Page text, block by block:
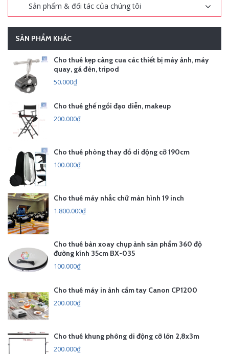
Sản phẩm & đối tác của chúng tôi
SẢN PHẨM KHÁC
Cho thuê kẹp càng cua các thiết bị máy ảnh, máy
quay, gá đèn, tripod
50.000₫
Cho thuê ghế ngồi đạo diễn, makeup
200.000₫
Cho thuê phòng thay đồ di động cỡ 190cm
100.000₫
Cho thuê máy nhắc chữ màn hình 19 inch
1.800.000₫
Cho thuê bàn xoay chụp ảnh sản phẩm 360 độ
đường kính 35cm BX-035
100.000₫
Cho thuê máy in ảnh cầm tay Canon CP1200
200.000₫
Cho thuê khung phông di động cỡ lớn 2,8x3m
200.000₫